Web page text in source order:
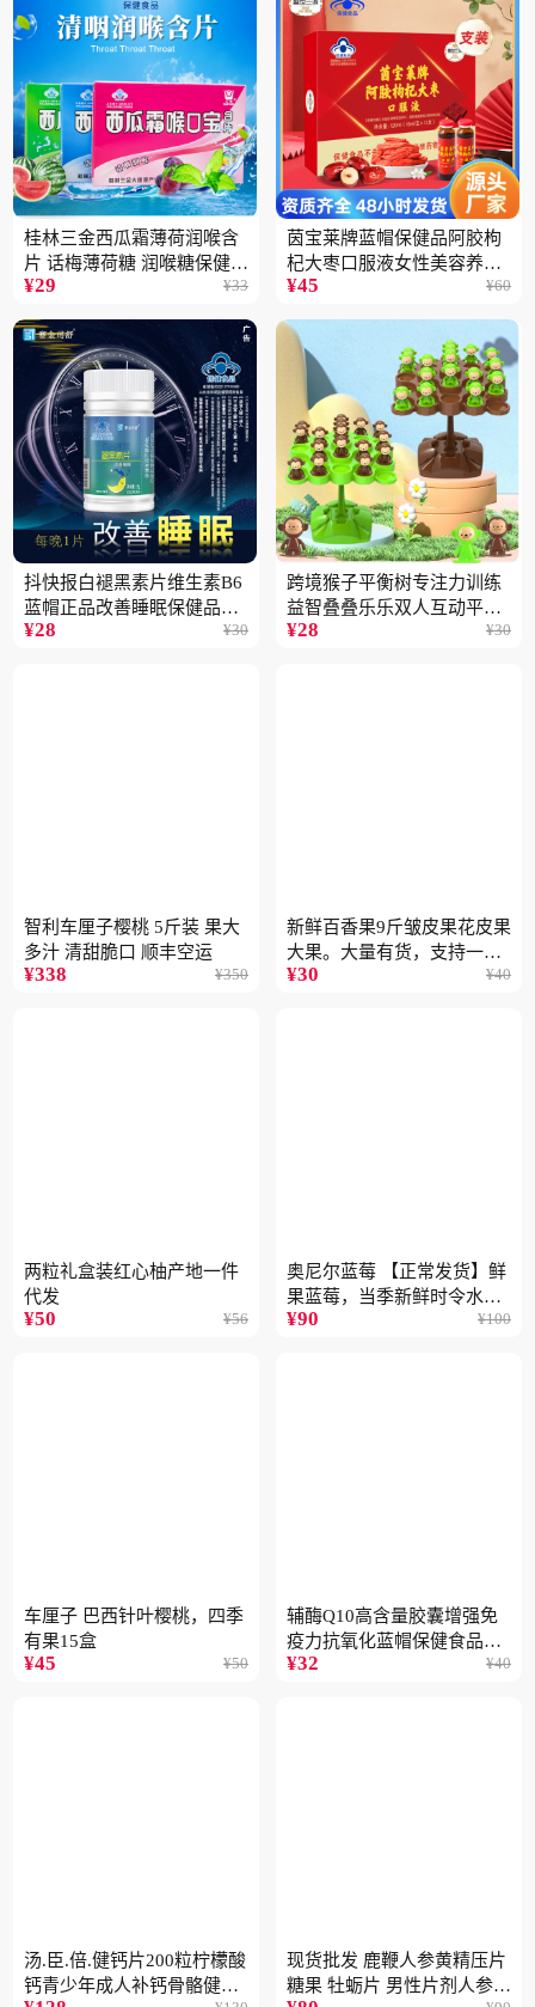
桂林三金西瓜霜薄荷润喉含
片 话梅薄荷糖 润喉糖保健食
品
¥29 ¥33
茵宝莱牌蓝帽保健品阿胶枸
杞大枣口服液女性美容养颜
营养品12支装
¥45 ¥60
抖快报白褪黑素片维生素B6
蓝帽正品改善睡眠保健品现
货批发代发2瓶
¥28 ¥30
跨境猴子平衡树专注力训练
益智叠叠乐乐双人互动平衡
儿童玩具批发
¥28 ¥30
智利车厘子樱桃 5斤装 果大
多汁 清甜脆口 顺丰空运
¥338 ¥350
新鲜百香果9斤皱皮果花皮果
大果。大量有货，支持一件
代
¥30 ¥40
两粒礼盒装红心柚产地一件
代发
¥50 ¥56
奥尼尔蓝莓 【正常发货】鲜
果蓝莓，当季新鲜时令水果
顺丰包邮
¥90 ¥100
车厘子 巴西针叶樱桃，四季
有果15盒
¥45 ¥50
辅酶Q10高含量胶囊增强免
疫力抗氧化蓝帽保健食品批
发一件代发2盒
¥32 ¥40
汤.臣.倍.健钙片200粒柠檬酸
钙青少年成人补钙骨骼健康
现货批发 鹿鞭人参黄精压片
糖果 牡蛎片 男性片剂人参黄